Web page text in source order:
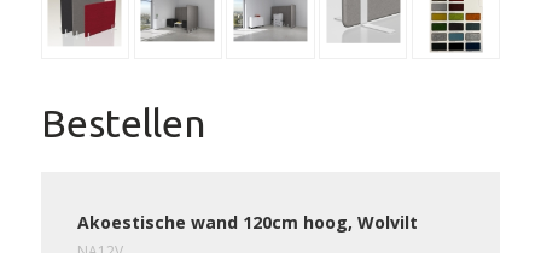
Bestellen
Akoestische wand 120cm hoog, Wolvilt